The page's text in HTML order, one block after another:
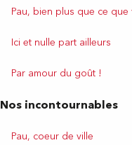
Pau, bien plus que ce
Ici et nulle part ailleurs
Par amour du goût !
Nos incontournables
Pau, coeur de ville